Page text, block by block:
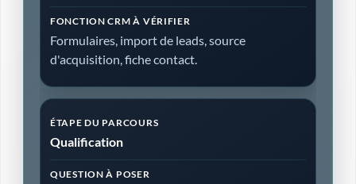
Formulaires, import de leads, source
d'acquisition, fiche contact.
Qualification